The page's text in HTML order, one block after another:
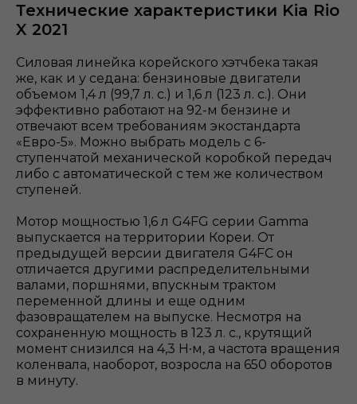
Технические характеристики Kia Rio
X 2021
Силовая линейка корейского хэтчбека такая
же, как и у седана: бензиновые двигатели
объемом 1,4 л (99,7 л. с.) и 1,6 л (123 л. с.). Они
эффективно работают на 92-м бензине и
отвечают всем требованиям экостандарта
«Евро-5». Можно выбрать модель с 6-
ступенчатой механической коробкой передач
либо с автоматической с тем же количеством
ступеней.
Мотор мощностью 1,6 л G4FG серии Gamma
выпускается на территории Кореи. От
предыдущей версии двигателя G4FC он
отличается другими распределительными
валами, поршнями, впускным трактом
переменной длины и еще одним
фазовращателем на выпуске. Несмотря на
сохраненную мощность в 123 л. с., крутящий
момент снизился на 4,3 H∙м, а частота вращения
коленвала, наоборот, возросла на 650 оборотов
в минуту.